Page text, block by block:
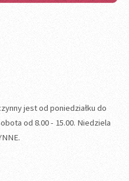
jest od poniedziałku do
od 8.00 - 15.00. Niedziela